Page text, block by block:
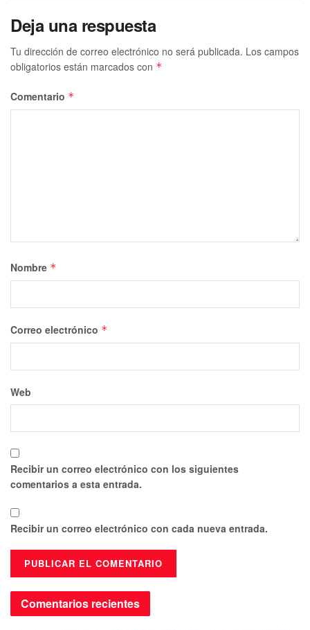
Deja una respuesta
Tu dirección de correo electrónico no será publicada. Los campos
obligatorios están marcados con *
Comentario *
Nombre *
Correo electrónico *
Web
Recibir un correo electrónico con los siguientes
comentarios a esta entrada.
Recibir un correo electrónico con cada nueva entrada.
Comentarios recientes